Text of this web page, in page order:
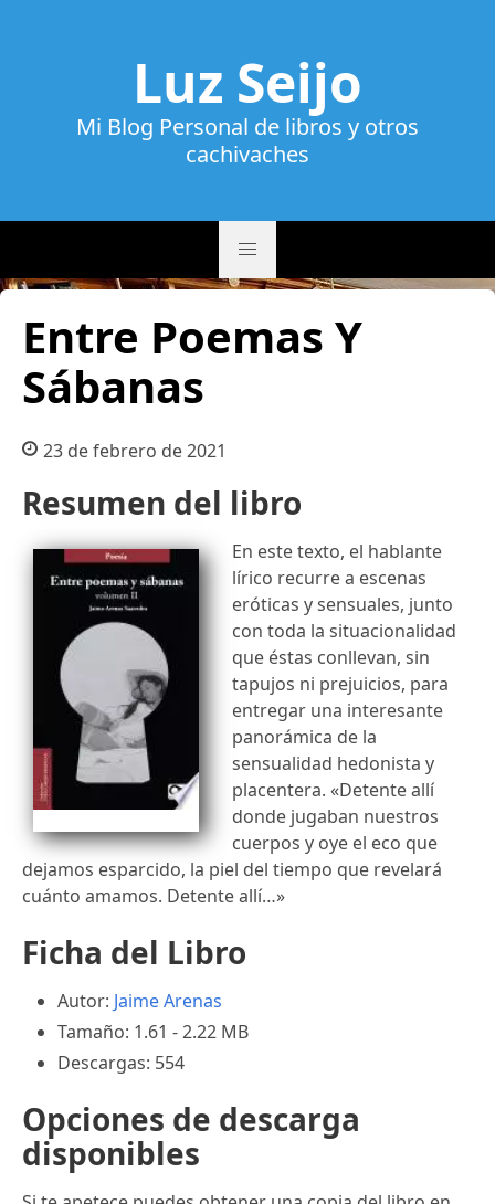
Luz Seijo
Mi Blog Personal de libros y otros
cachivaches
Entre Poemas Y
Sábanas
23 de febrero de 2021
Resumen del libro
En este texto, el hablante
lírico recurre a escenas
eróticas y sensuales, junto
con toda la situacionalidad
que éstas conllevan, sin
tapujos ni prejuicios, para
entregar una interesante
panorámica de la
sensualidad hedonista y
placentera. «Detente allí
donde jugaban nuestros
cuerpos y oye el eco que
dejamos esparcido, la piel del tiempo que revelará
cuánto amamos. Detente allí…»
Ficha del Libro
Autor: Jaime Arenas
Tamaño: 1.61 - 2.22 MB
Descargas: 554
Opciones de descarga
disponibles